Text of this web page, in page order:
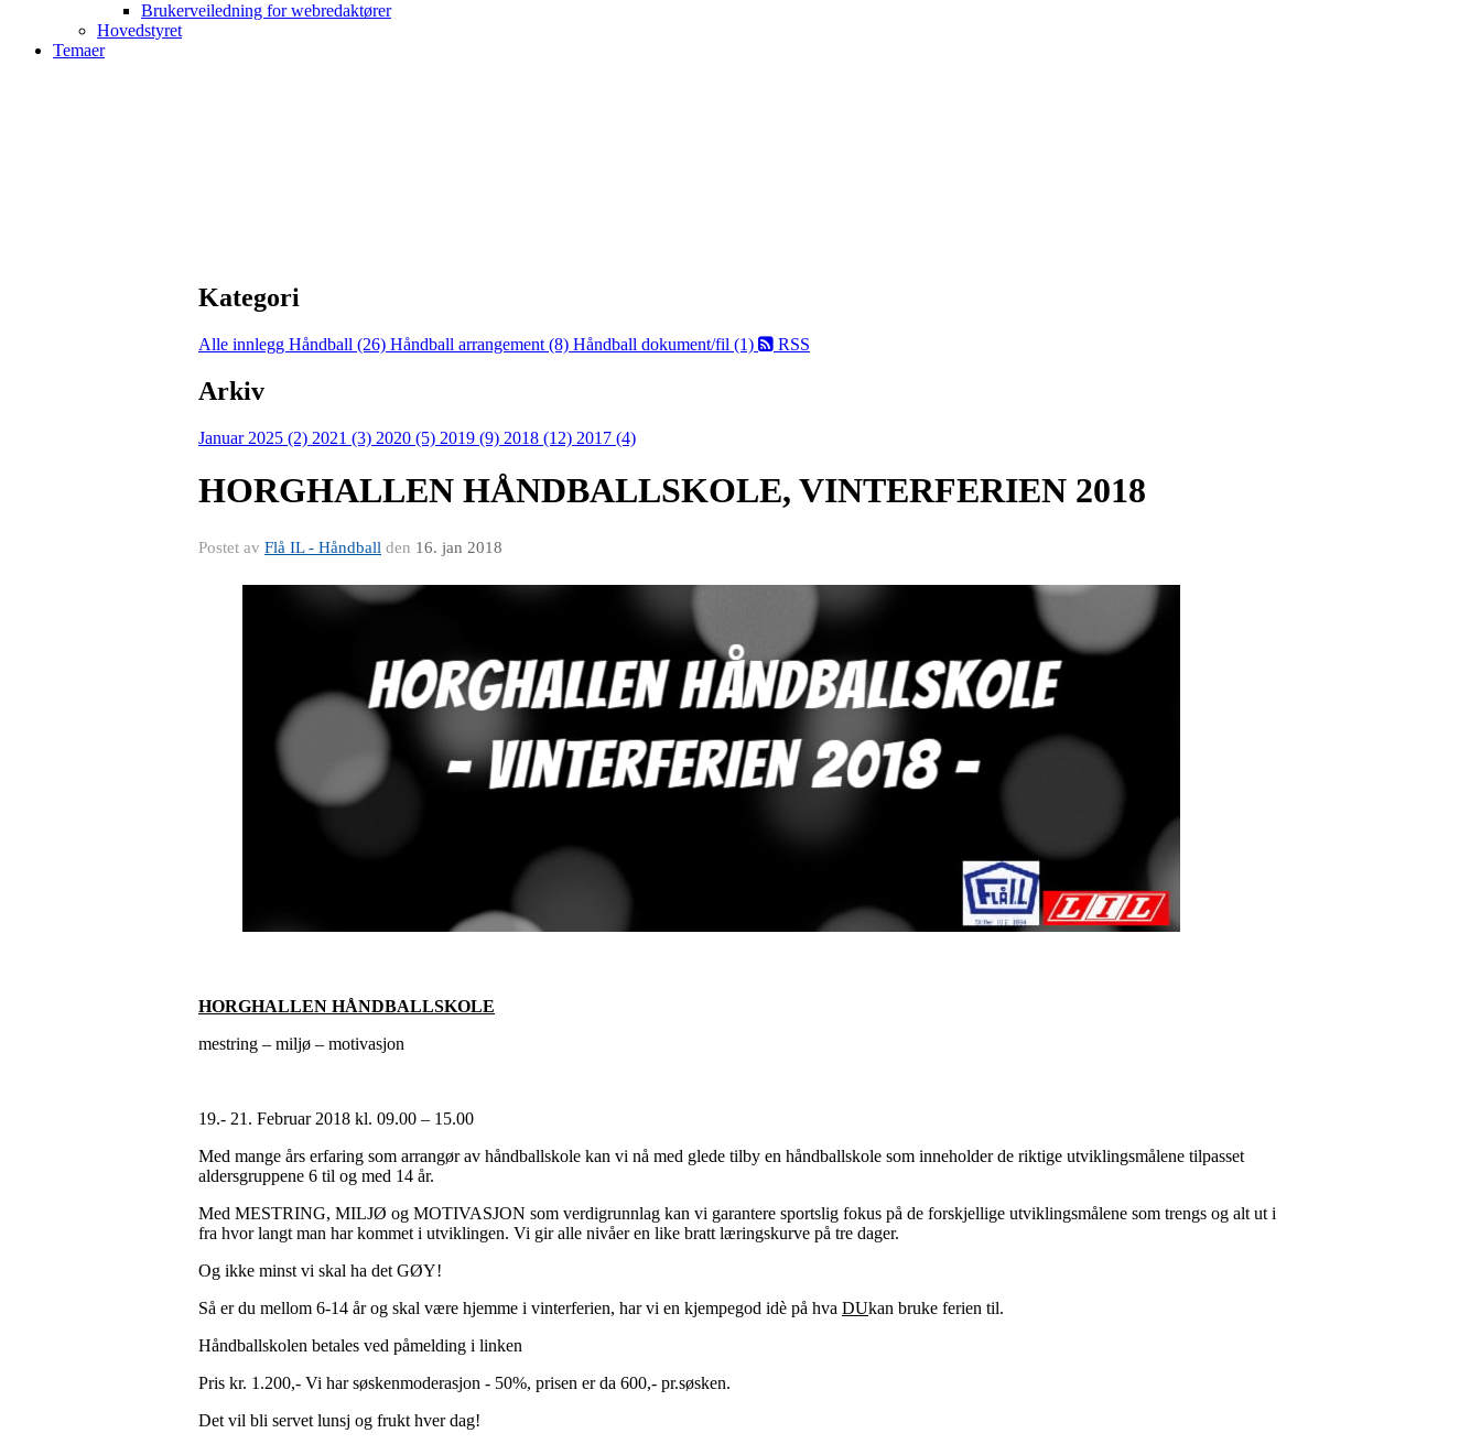
Brukerveiledning for webredaktører
Hovedstyret
Temaer
Kategori
Alle innlegg Håndball (26) Håndball arrangement (8) Håndball dokument/fil (1) RSS
Arkiv
Januar 2025 (2) 2021 (3) 2020 (5) 2019 (9) 2018 (12) 2017 (4)
HORGHALLEN HÅNDBALLSKOLE, VINTERFERIEN 2018
Postet av Flå IL - Håndball den 16. jan 2018
HORGHALLEN HÅNDBALLSKOLE
mestring – miljø – motivasjon
19.- 21. Februar 2018 kl. 09.00 – 15.00
Med mange års erfaring som arrangør av håndballskole kan vi nå med glede tilby en håndballskole som inneholder de riktige utviklingsmålene tilpasset
aldersgruppene 6 til og med 14 år.
Med MESTRING, MILJØ og MOTIVASJON som verdigrunnlag kan vi garantere sportslig fokus på de forskjellige utviklingsmålene som trengs og alt ut i
fra hvor langt man har kommet i utviklingen. Vi gir alle nivåer en like bratt læringskurve på tre dager.
Og ikke minst vi skal ha det GØY!
Så er du mellom 6-14 år og skal være hjemme i vinterferien, har vi en kjempegod idè på hva DUkan bruke ferien til.
Håndballskolen betales ved påmelding i linken
Pris kr. 1.200,- Vi har søskenmoderasjon - 50%, prisen er da 600,- pr.søsken.
Det vil bli servet lunsj og frukt hver dag!